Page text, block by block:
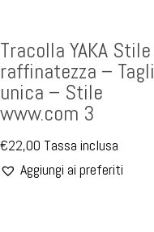
Tracolla YAKA
raffinatezza –
unica – Stile
www.com 3
€22,00 Tassa inclusa
Aggiungi ai preferiti